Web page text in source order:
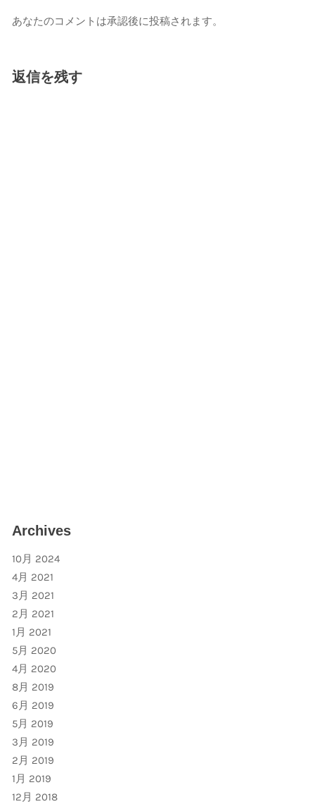
あなたのコメントは承認後に投稿されます。
返信を残す
Archives
10月 2024
4月 2021
3月 2021
2月 2021
1月 2021
5月 2020
4月 2020
8月 2019
6月 2019
5月 2019
3月 2019
2月 2019
1月 2019
12月 2018